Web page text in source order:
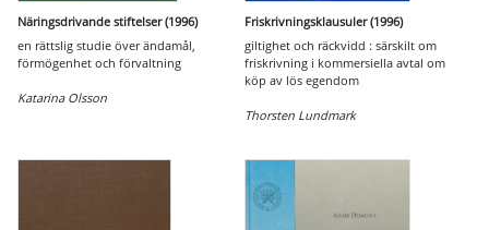
Näringsdrivande stiftelser (1996)
en rättslig studie över ändamål,
förmögenhet och förvaltning
Katarina Olsson
Friskrivningsklausuler (1996)
giltighet och räckvidd : särskilt om
friskrivning i kommersiella avtal om
köp av lös egendom
Thorsten Lundmark